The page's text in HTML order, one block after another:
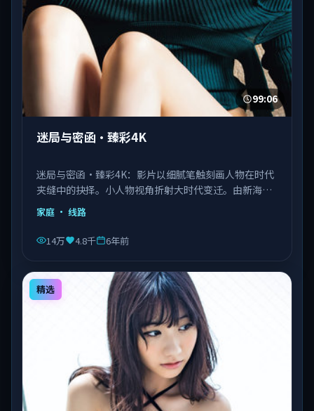
99:06
迷局与密函·臻彩4K
迷局与密函·臻彩4K：影片以细腻笔触刻画人物在时代
夹缝中的抉择。小人物视角折射大时代变迁。由新海诚
执导，刘德华、王景春、王凯等主演，泰国出品，类型
为家庭。
家庭 · 线路
14万 4.8千 6年前
精选